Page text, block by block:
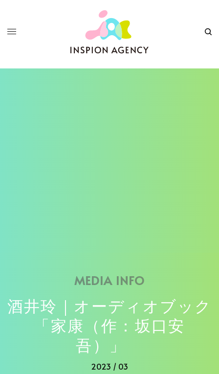
MEDIA INFO
酒井玲｜オーディオブック
「家康（作：坂口安
吾）」
2023 / 03